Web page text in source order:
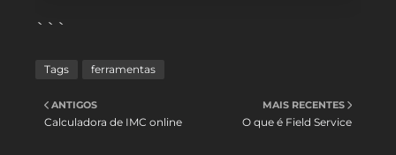
```
Tags ferramentas
MAIS RECENTES
O que é Field Service
ANTIGOS
Calculadora de IMC online